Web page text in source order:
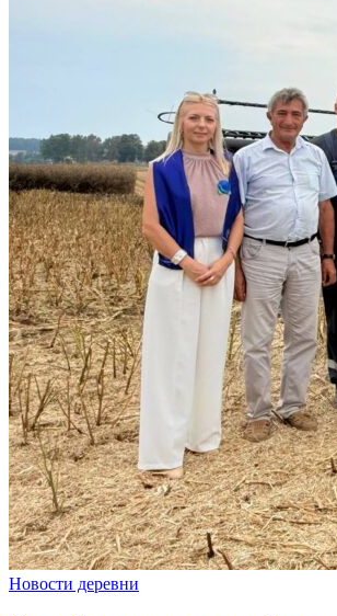
Новости деревни